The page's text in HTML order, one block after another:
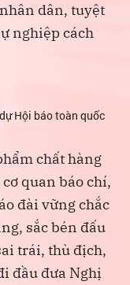
dân, tuyệt
nghiệp cách
Hội báo toàn quốc
chất hàng
quan báo chí,
đài vững chắc
sắc bén đấu
trái, thù địch,
đầu đưa Nghị